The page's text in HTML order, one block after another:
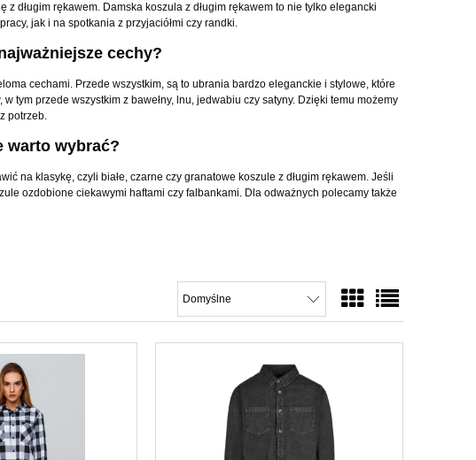
długim rękawem. Damska koszula z długim rękawem to nie tylko elegancki
jak i na spotkania z przyjaciółmi czy randki.
cechy?
cechami. Przede wszystkim, są to ubrania bardzo eleganckie i stylowe, które
tym przede wszystkim z bawełny, lnu, jedwabiu czy satyny. Dzięki temu możemy
potrzeb.
warto wybrać?
na klasykę, czyli białe, czarne czy granatowe koszule z długim rękawem. Jeśli
ozdobione ciekawymi haftami czy falbankami. Dla odważnych polecamy także